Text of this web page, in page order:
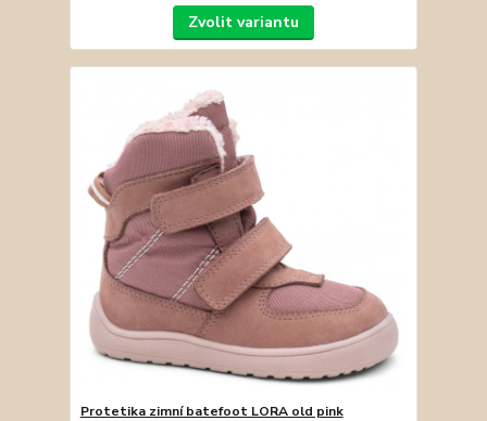
Zvolit variantu
Protetika zimní batefoot LORA old pink